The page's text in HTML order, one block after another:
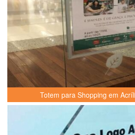
Totem para Shopping em